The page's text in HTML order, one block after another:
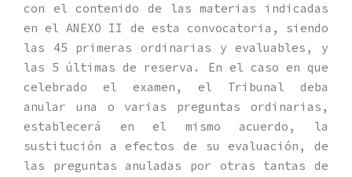
con el contenido de las materias indicadas
en el ANEXO II de esta convocatoria, siendo
las 45 primeras ordinarias y evaluables, y
las 5 últimas de reserva. En el caso en que
celebrado el examen, el Tribunal deba
anular una o varias preguntas ordinarias,
establecerá en el mismo acuerdo, la
sustitución a efectos de su evaluación, de
las preguntas anuladas por otras tantas de